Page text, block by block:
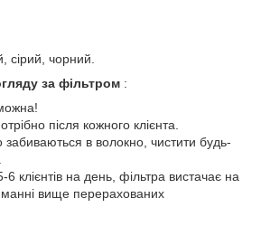
сірий, чорний.
за фільтром :
після кожного клієнта.
забиваються в волокно, чистити будь-
клієнтів на день, фільтра вистачає на
вище перерахованих